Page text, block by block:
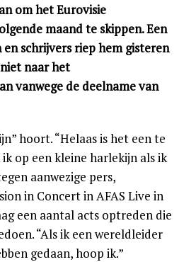
om het Eurovisie
maand te skippen. Een
schrijvers riep hem gisteren
naar het
vanwege de deelname van
hoort. “Helaas is het een te
op een kleine harlekijn als ik
aanwezige pers,
in Concert in AFAS Live in
een aantal acts optreden die
“Als ik een wereldleider
gedaan, hoop ik.”